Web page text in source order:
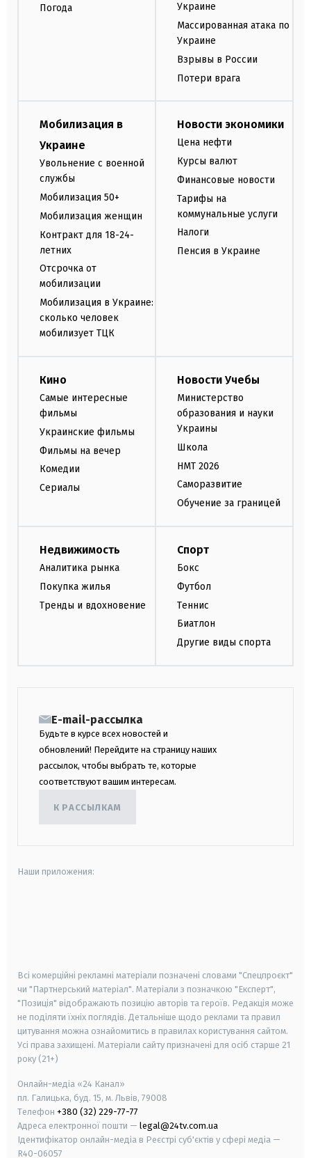
Погода
Украине
Массированная атака по
Украине
Взрывы в России
Потери врага
Мобилизация в
Украине
Увольнение с военной
службы
Мобилизация 50+
Мобилизация женщин
Контракт для 18-24-
летних
Отсрочка от
мобилизации
Мобилизация в Украине:
сколько человек
мобилизует ТЦК
Новости экономики
Цена нефти
Курсы валют
Финансовые новости
Тарифы на
коммунальные услуги
Налоги
Пенсия в Украине
Кино
Самые интересные
фильмы
Украинские фильмы
Фильмы на вечер
Комедии
Сериалы
Новости Учебы
Министерство
образования и науки
Украины
Школа
НМТ 2026
Саморазвитие
Обучение за границей
Недвижимость
Аналитика рынка
Покупка жилья
Тренды и вдохновение
Спорт
Бокс
Футбол
Теннис
Биатлон
Другие виды спорта
E-mail-рассылка
Будьте в курсе всех новостей и
обновлений! Перейдите на страницу наших
рассылок, чтобы выбрать те, которые
соответствуют вашим интересам.
К РАССЫЛКАМ
Наши приложения:
Всі комерційні рекламні матеріали позначені словами "Спецпроєкт"
чи "Партнерський матеріал". Матеріали з позначкою "Експерт",
"Позиція" відображають позицію авторів та героїв. Редакція може
не поділяти їхніх поглядів. Детальніше щодо реклами та правил
цитування можна ознайомитись в правилах користування сайтом.
Усі права захищені. Матеріали сайту призначені для осіб старше 21
року (21+)
Онлайн-медіа «24 Канал»
пл. Галицька, буд. 15, м. Львів, 79008
Телефон +380 (32) 229-77-77
Адреса електронної пошти — legal@24tv.com.ua
Ідентифікатор онлайн-медіа в Реєстрі суб'єктів у сфері медіа —
R40-06057